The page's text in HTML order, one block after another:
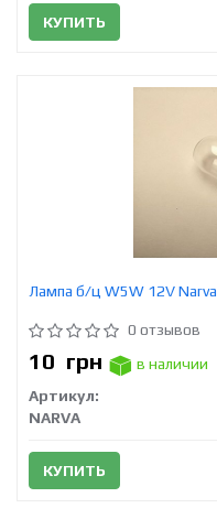
КУПИТЬ
Лампа б/ц W5W 12V Narva
0 отзывов
10 грн
в наличии
Артикул:
NARVA
КУПИТЬ